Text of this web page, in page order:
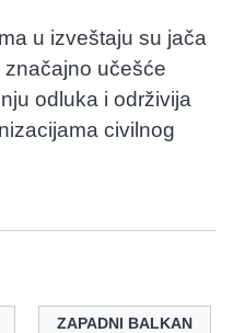
u izveštaju su jača
učešće
odluka i održivija
civilnog
ZAPADNI BALKAN